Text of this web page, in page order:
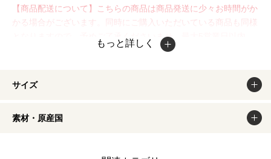
【商品配送について】こちらの商品は商品発送に少々お時間がか
かる場合がございます。同時にご購入いただいている商品も同様
となりますので、予めご了承くださいませ。最大5営業日以内。
なおコンビニ決済で購入された場合はご入金確認後、最大7営業
撮影しておりますが、若干色味が違う場合もございます。商品の
カラーは、PCディスプレイの性質上、実際の色と異なって見え
だけ現物と同じになるよう撮影しておりますが、若干色味が違う
もっと詳しく
サイズ
素材・原産国